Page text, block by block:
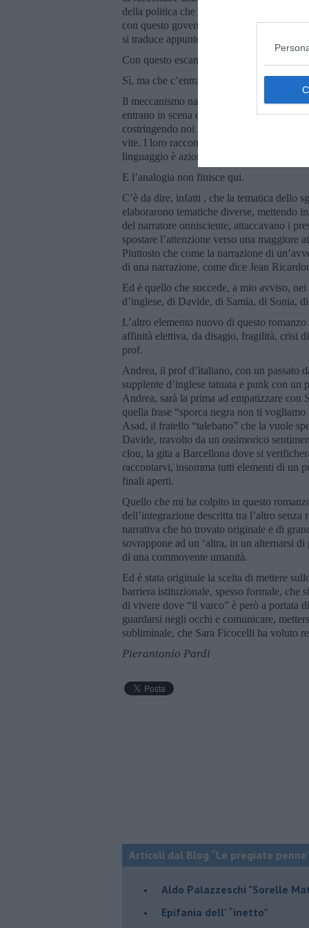
della politica che disprezza gli
con questo governo di dementi); il
si traduce appunto in una protezione
Con questo escamotage l’autrice ha
Sì, ma che c’entra il nouveau roman?
Il meccanismo narratologico creato da
entrano in scena e si auto presentano
costringendo noi lettori ad entrare nelle
vite. I loro racconti, tutti sotto forma di
linguaggio è azione, movimento, scena e
E l’analogia non finisce qui.
C’è da dire, infatti , che la tematica dello
elaborarono tematiche diverse, mettendo
del narratore onnisciente, attaccavano i
spostare l’attenzione verso una maggiore
Piuttosto che come la narrazione di
di una narrazione, come dice Jean
Ed è quello che succede, a mio avviso,
d’inglese, di Davide, di Samia, di Sonia,
L’altro elemento nuovo di questo
affinità elettiva, da disagio, fragilità, crisi
prof.
Andrea, il prof d’italiano, con un passato
supplente d’inglese tatuata e punk con un
Andrea, sarà la prima ad empatizzare
quella frase “sporca negra non ti
Asad, il fratello “talebano” che la vuole
Davide, travolto da un ossimorico
clou, la gita a Barcellona dove si
raccontarvi, insomma tutti elementi di un
finali aperti.
Quello che mi ha colpito in questo
dell’integrazione descritta tra l’altro
narrativa che ho trovato originale e di
sovrappone ad un ‘altra, in un alternarsi
di una commovente umanità.
Ed è stata originale la scelta di mettere
barriera istituzionale, spesso formale, che
di vivere dove “il varco” è però a portata
guardarsi negli occhi e comunicare,
subliminale, che Sara Ficocelli ha voluto
Pierantonio Pardi
Articoli dal Blog “Le pregiate
​Aldo Palazzeschi "Sorelle
​Epifania dell’ “inetto”